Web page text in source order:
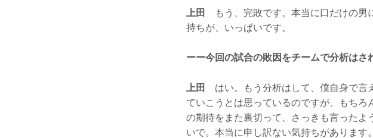
上田
もう、完敗です。本当に口だけの男
持ちが、いっぱいです。
ーー今回の試合の敗因をチームで分析はさ
上田
はい。もう分析はして、僕自身で言
ていこうとは思っているのですが、もちろ
の期待をまた裏切って、さっきも言った
いで。本当に申し訳ない気持ちがあります。